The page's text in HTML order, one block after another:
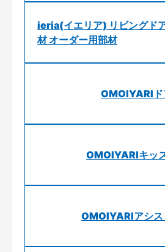
ieria(イエリア) リビングド
材 オーダー用部材
OMOIYARIド
OMOIYARIキッ
OMOIYARIアシス